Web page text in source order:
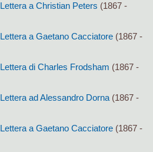
Lettera a Christian Peters (1867 -
Lettera a Gaetano Cacciatore (1867 -
Lettera di Charles Frodsham (1867 -
Lettera ad Alessandro Dorna (1867 -
Lettera a Gaetano Cacciatore (1867 -